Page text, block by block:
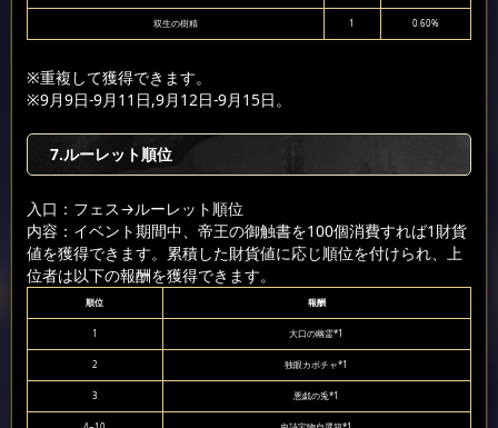
双生の樹精 1 0.60%
※重複して獲得できます。
※9月9日-9月11日,9月12日-9月15日。
7.ルーレット順位
入口：フェス→ルーレット順位
内容：イベント期間中、帝王の御触書を100個消費すれば1財貨
値を獲得できます。累積した財貨値に応じ順位を付けられ、上
位者は以下の報酬を獲得できます。
順位 報酬
1 大口の幽霊*1
2 独眼カボチャ*1
3 悪戯の兎*1